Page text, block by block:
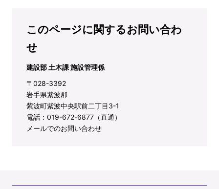
このページに関するお問い合わ
せ
建設部 土木課 施設管理係
〒028-3392
岩手県紫波郡
紫波町紫波中央駅前二丁目3-1
電話：019-672-6877（直通）
メールでのお問い合わせ